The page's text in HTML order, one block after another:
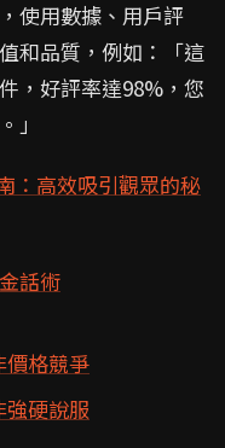
使用數據、用戶評
和品質，例如：「這
，好評率達98%，您
」
：高效吸引觀眾的秘
話術
價格競爭
硬說服